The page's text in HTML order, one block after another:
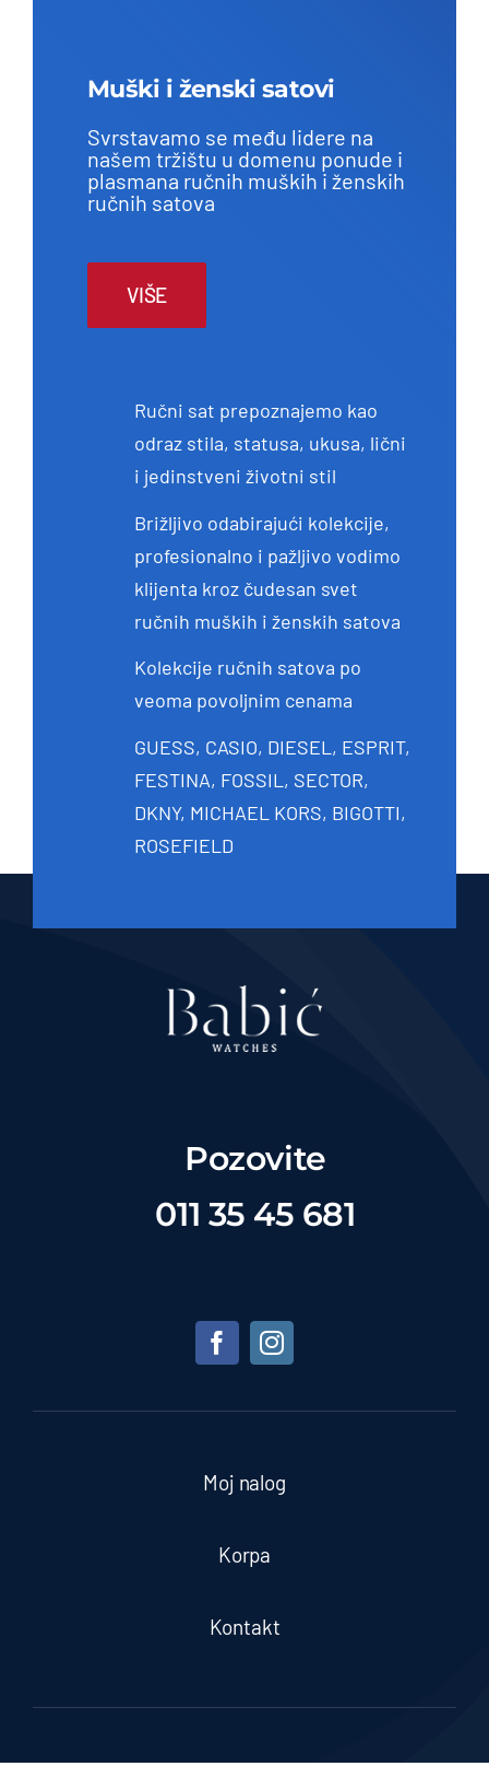
Muški i ženski satovi
Svrstavamo se među lidere na
našem tržištu u domenu ponude i
plasmana ručnih muških i ženskih
ručnih satova
VIŠE
Ručni sat prepoznajemo kao
odraz stila, statusa, ukusa, lični
i jedinstveni životni stil
Brižljivo odabirajući kolekcije,
profesionalno i pažljivo vodimo
klijenta kroz čudesan svet
ručnih muških i ženskih satova
Kolekcije ručnih satova po
veoma povoljnim cenama
GUESS, CASIO, DIESEL, ESPRIT,
FESTINA, FOSSIL, SECTOR,
DKNY, MICHAEL KORS, BIGOTTI,
ROSEFIELD
Pozovite
011 35 45 681
Moj nalog
Korpa
Kontakt